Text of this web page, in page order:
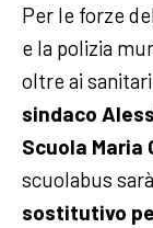
Per le forze
e la polizia
oltre ai
sindaco
Scuola Maria
scuolabus
sostitutivo